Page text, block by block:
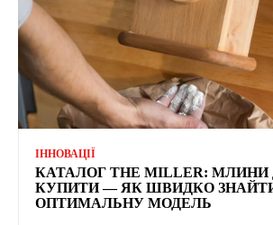
ІННОВАЦІЇ
КАТАЛОГ THE MILLER: МЛИНИ
КУПИТИ — ЯК ШВИДКО
ОПТИМАЛЬНУ МОДЕЛЬ